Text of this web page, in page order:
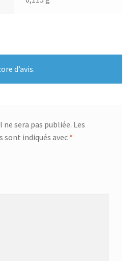
d’avis.
sera pas publiée. Les
indiqués avec *